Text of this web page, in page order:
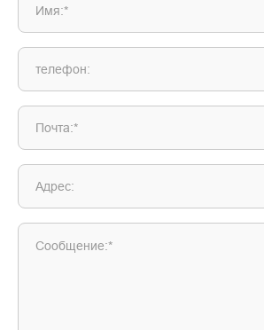
Имя:*
телефон:
Почта:*
Адрес:
Сообщение:*